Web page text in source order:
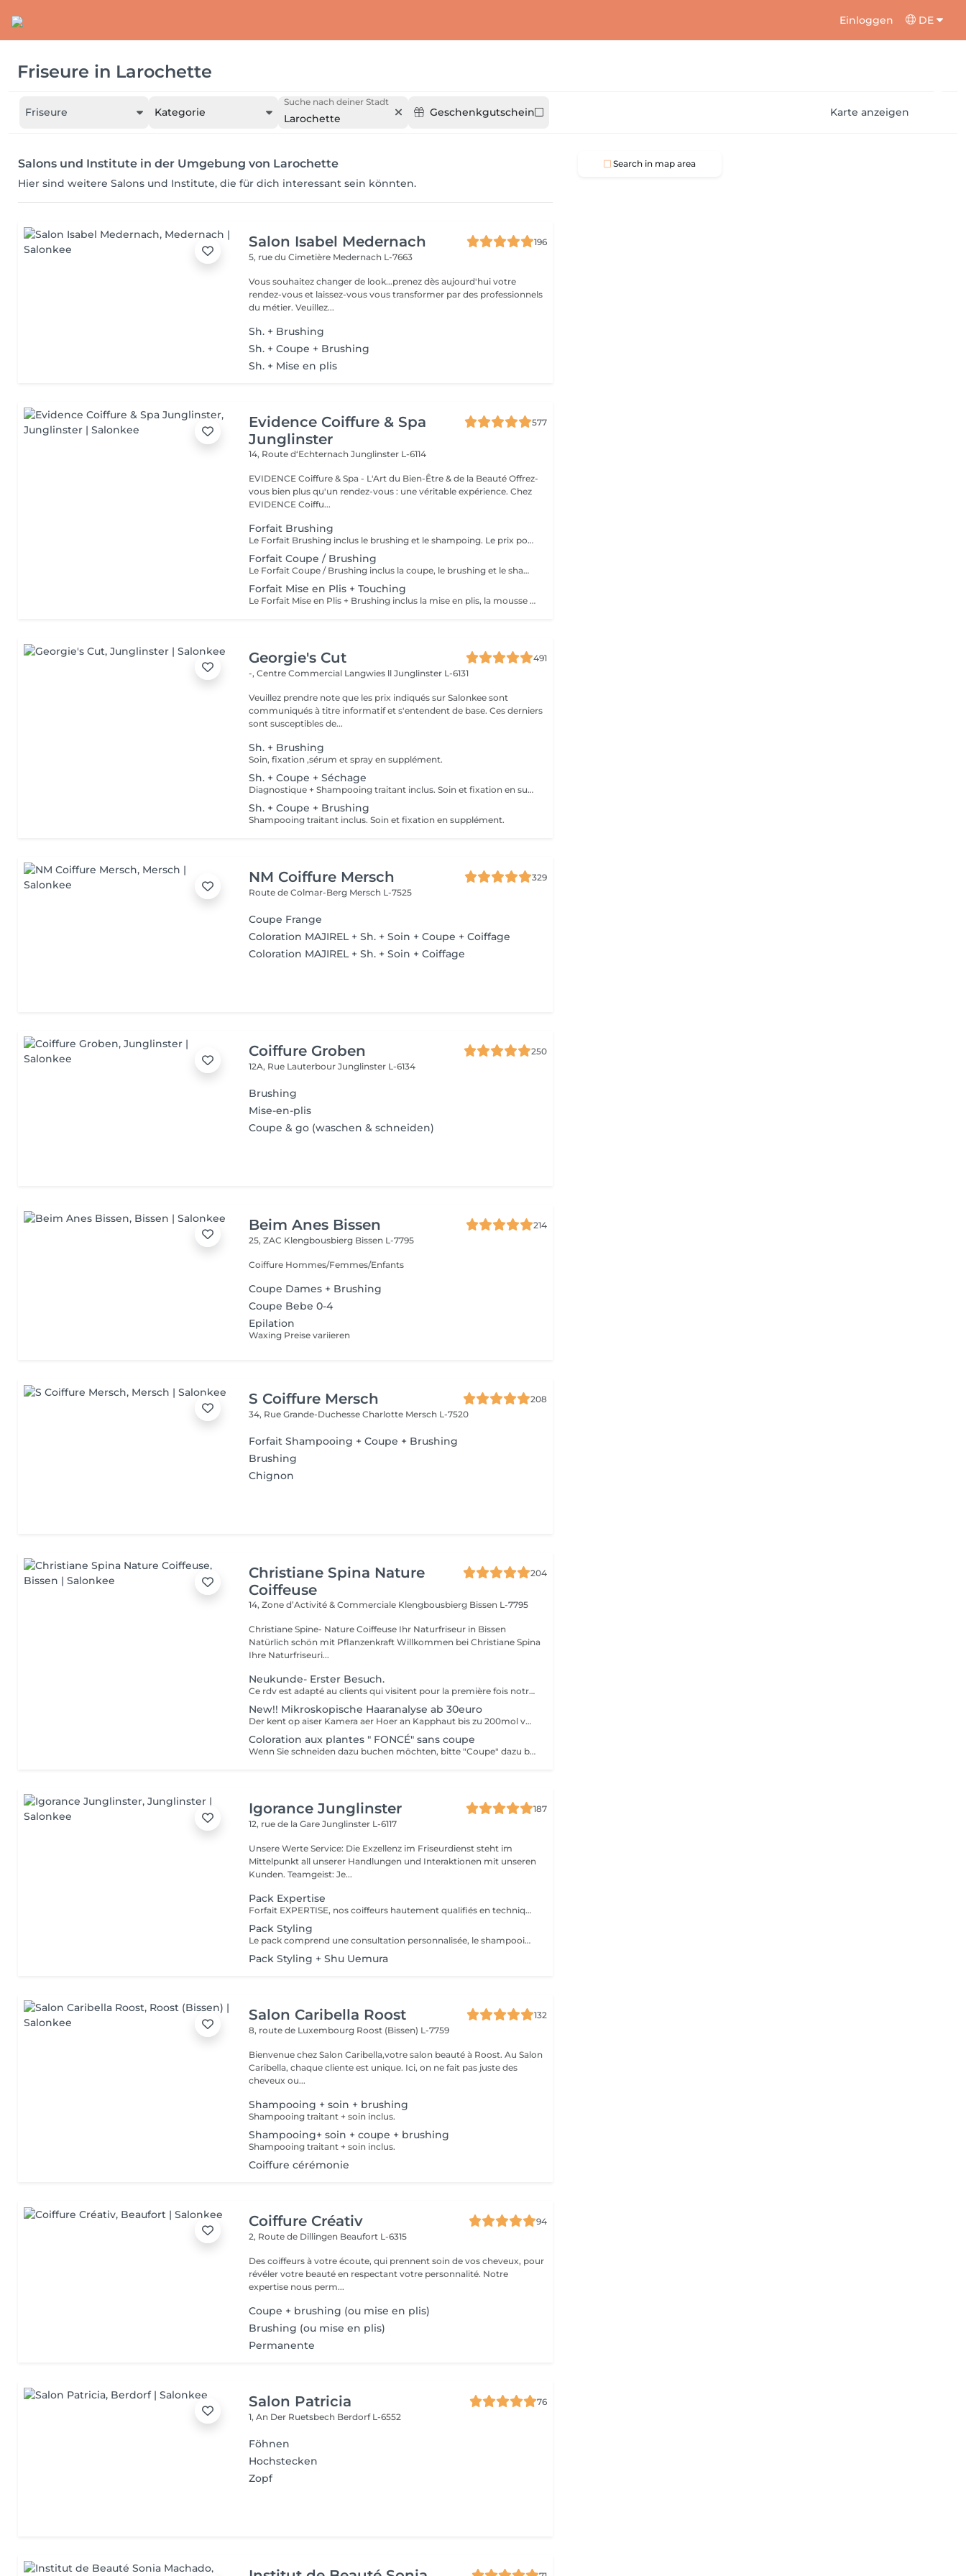
Einloggen DE
Friseure in Larochette
Friseure Kategorie
Suche nach deiner Stadt
Larochette Geschenkgutschein Karte anzeigen
Salons und Institute in der Umgebung von Larochette
Hier sind weitere Salons und Institute, die für dich interessant sein könnten.
Salon Isabel Medernach
196
5, rue du Cimetière Medernach L-7663
Vous souhaitez changer de look...prenez dès aujourd'hui votre
rendez-vous et laissez-vous vous transformer par des professionnels
du métier. Veuillez...
Sh. + Brushing
Sh. + Coupe + Brushing
Sh. + Mise en plis
Evidence Coiffure & Spa
Junglinster
577
14, Route d‘EchternachJunglinster L-6114
EVIDENCE Coiffure & Spa - L'Art du Bien-Être & de la Beauté Offrez-
vous bien plus qu'un rendez-vous : une véritable expérience. Chez
EVIDENCE Coiffu...
Forfait Brushing
Le Forfait Brushing inclus le brushing et le shampoing. Le prix pourra varier en fonction de la longueur des cheveux. Pour tout renseignement complémentaire, n'hésitez pas à nous appeler.
Forfait Coupe / Brushing
Le Forfait Coupe / Brushing inclus la coupe, le brushing et le shampoing. Le prix pourra varier en fonction de la longueur des cheveux. Pour tout renseignement complémentaire, n'hésitez pas à nous appeler.
Forfait Mise en Plis + Touching
Le Forfait Mise en Plis + Brushing inclus la mise en plis, la mousse et le shampoing. Le prix pourra varier en fonction de la longueur des cheveux. Pour tout renseignement complémentaire, n'hésitez pas à nous appeler.
Georgie's Cut
491
-, Centre Commercial Langwies llJunglinster L-6131
Veuillez prendre note que les prix indiqués sur Salonkee sont
communiqués à titre informatif et s'entendent de base. Ces derniers
sont susceptibles de...
Sh. + Brushing
Soin, fixation ,sérum et spray en supplément.
Sh. + Coupe + Séchage
Diagnostique + Shampooing traitant inclus. Soin et fixation en supplément.
Sh. + Coupe + Brushing
Shampooing traitant inclus. Soin et fixation en supplément.
NM Coiffure Mersch
329
Route de Colmar-Berg Mersch L-7525
Coupe Frange
Coloration MAJIREL + Sh. + Soin + Coupe + Coiffage
Coloration MAJIREL + Sh. + Soin + Coiffage
Coiffure Groben
250
12A, Rue LauterbourJunglinster L-6134
Brushing
Mise-en-plis
Coupe & go (waschen & schneiden)
Beim Anes Bissen
214
25, ZAC Klengbousbierg Bissen L-7795
Coiffure Hommes/Femmes/Enfants
Coupe Dames + Brushing
Coupe Bebe 0-4
Epilation
Waxing Preise variieren
S Coiffure Mersch
208
34, Rue Grande-Duchesse Charlotte Mersch L-7520
Forfait Shampooing + Coupe + Brushing
Brushing
Chignon
Christiane Spina Nature
Coiffeuse
204
14, Zone d’Activité & Commerciale Klengbousbierg Bissen L-7795
Christiane Spine- Nature Coiffeuse Ihr Naturfriseur in Bissen
Natürlich schön mit Pflanzenkraft Willkommen bei Christiane Spina
Ihre Naturfriseuri...
Neukunde- Erster Besuch.
Ce rdv est adapté au clients qui visitent pour la première fois notre salon. Ce conseil contient l'explication des produits adaptés au besoin de vos cheveux et vos problèmes. En plus on vous explique la coloration aux plantes inclus ses grandes avantages pour vos cheveux et cuir chevelur. Comment on quitte la coloration chemique en coloration aux plantes? Ce jour même on peut pas réaliser une coloration naturelle, il faut un temps d'adaption de quelques jours. N'hésiter pas à nous cantacter pour plus informations. Avec notre concept on vous garantis d'avoir vos cheveux brillants et de bonne santé sans chute de cheveux.
New!! Mikroskopische Haaranalyse ab 30euro
Der kent op aiser Kamera aer Hoer an Kapphaut bis zu 200mol vergréissert gesin. Als forméierten Hoer Coach, kann ech Hoerausfall, Schuppen, Hoersplizz, Ekzemen etc diagnostizéiren. Durch meng 40 Joer lang Erfahrung als Coiffeuse, kann ech Iech helelfen aer Problemer ze léisen.
Coloration aux plantes " FONCÉ" sans coupe
Wenn Sie schneiden dazu buchen möchten, bitte "Coupe" dazu buchen.
Igorance Junglinster
187
12, rue de la GareJunglinster L-6117
Unsere Werte Service: Die Exzellenz im Friseurdienst steht im
Mittelpunkt all unserer Handlungen und Interaktionen mit unseren
Kunden. Teamgeist: Je...
Pack Expertise
Forfait EXPERTISE, nos coiffeurs hautement qualifiés en technique anglo-saxonne, en formation continu et diplômés d’une académie anglaise à Paris. Vous offre une séance d’une heure avec votre coach en suivi beauté. Ce pack inclus : 1 h de prestation Un diagnostique personnalisé Shampoing spécifique Haircare Conditioner spécifique Produit de coiffage Coupe Styling Produit de finition
Pack Styling
Le pack comprend une consultation personnalisée, le shampooing et le conditionneur spécifiques REDKEN , le séchage et les produits de styling REDKEN * Tarifs à titre indicatifs à confirmer après la consultation personnalisée établit auprès de votre coiffeur/stylist/spécialiste * La direction se réserve le droit d’apporter des modifications pour le bon fonctionnement du salon
Pack Styling + Shu Uemura
Salon Caribella Roost
132
8, route de Luxembourg Roost (Bissen) L-7759
Bienvenue chez Salon Caribella,votre salon beauté à Roost. Au Salon
Caribella, chaque cliente est unique. Ici, on ne fait pas juste des
cheveux ou...
Shampooing + soin + brushing
Shampooing traitant + soin inclus.
Shampooing+ soin + coupe + brushing
Shampooing traitant + soin inclus.
Coiffure cérémonie
Coiffure Créativ
94
2, Route de Dillingen Beaufort L-6315
Des coiffeurs à votre écoute, qui prennent soin de vos cheveux, pour
révéler votre beauté en respectant votre personnalité. Notre
expertise nous perm...
Coupe + brushing (ou mise en plis)
Brushing (ou mise en plis)
Permanente
Salon Patricia
76
1, An Der Ruetsbech Berdorf L-6552
Föhnen
Hochstecken
Zopf
Search in map area